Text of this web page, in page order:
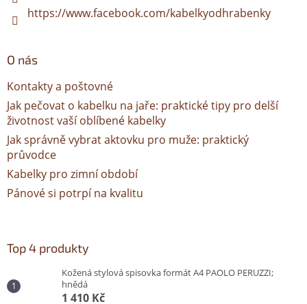
k
y
https://www.facebook.com/kabelkyodhrabenky
O nás
Kontakty a poštovné
Jak pečovat o kabelku na jaře: praktické tipy pro delší
životnost vaší oblíbené kabelky
Jak správně vybrat aktovku pro muže: praktický
průvodce
Kabelky pro zimní období
Pánové si potrpí na kvalitu
Top 4 produkty
Kožená stylová spisovka formát A4 PAOLO PERUZZI;
hnědá
1 410 Kč